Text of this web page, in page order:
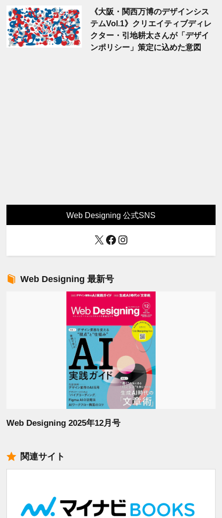
《大阪・関西万博のデザインシス
テムVol.1》クリエイティブディレ
クター・引地耕太さんが「デザイ
ンポリシー」策定に込めた意図
Web Designing 公式SNS
X Facebook
Instagram
Web Designing 最新号
Web Designing 2025年12月号
関連サイト